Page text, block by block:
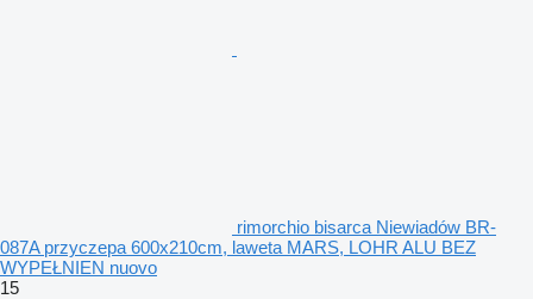
rimorchio bisarca Niewiadów BR-
087A przyczepa 600x210cm, laweta MARS, LOHR ALU BEZ
WYPEŁNIEN nuovo
15